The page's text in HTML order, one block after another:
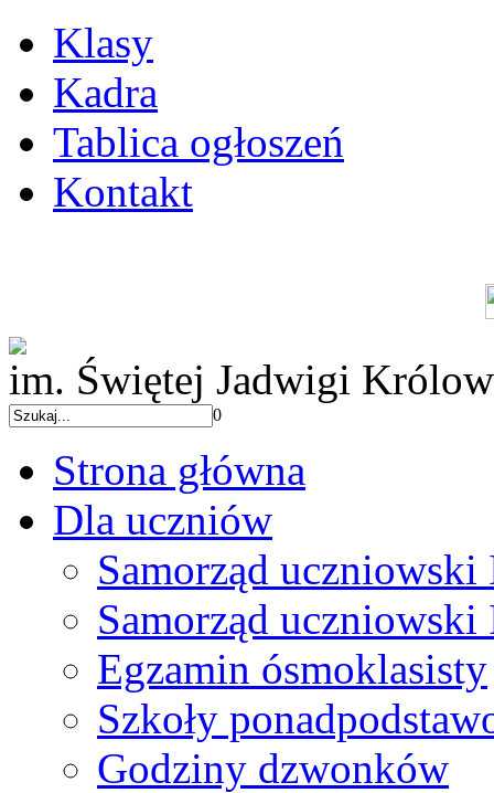
Klasy
Kadra
Tablica ogłoszeń
Kontakt
im. Świętej Jadwigi
0
Strona główna
Dla uczniów
Samorząd
Samorząd
Egzamin ósmoklasisty
Szkoły
Godziny dzwonków